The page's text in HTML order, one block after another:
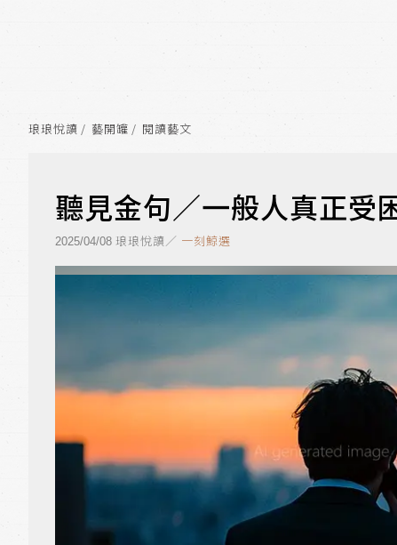
琅琅悅讀 藝開罐 閱讀藝文
聽見金句／一般人真正受
2025/04/08 琅琅悅讀／ 一刻鯨選